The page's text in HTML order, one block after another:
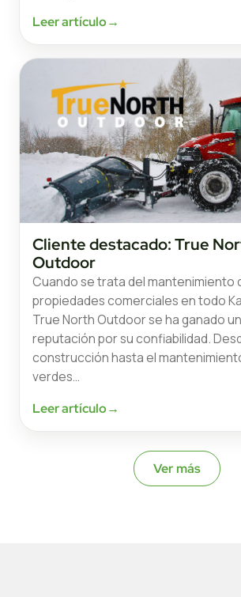
Leer artículo→
Cliente destacado: True
Outdoor
Cuando se trata del mantenimiento
propiedades comerciales en todo
True North Outdoor se ha ganado
reputación por su confiabilidad.
construcción hasta el
verdes…
Leer artículo→
Ver más